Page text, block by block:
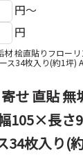
円～
円
材 桧直貼りフロー
ス34枚入り(約1坪)
せ 直貼 無
105×長
34枚入り(